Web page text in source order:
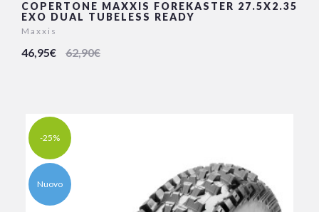
COPERTONE MAXXIS FOREKASTER 27.5X2.35
EXO DUAL TUBELESS READY
Maxxis
46,95€ 62,90€
-25%
Nuovo